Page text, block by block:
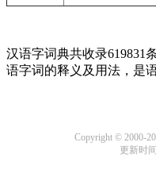
汉语字词典共收录619831
语字词的释义及用法，是
Copyright © 2000-
更新时